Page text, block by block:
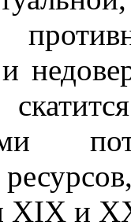
ХIХ и